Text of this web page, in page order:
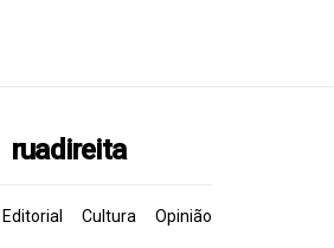
ruadireita
Editorial Cultura Opinião